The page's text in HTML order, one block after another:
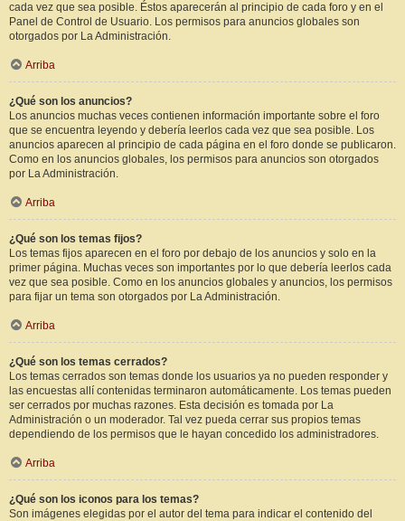
cada vez que sea posible. Éstos aparecerán al principio de cada foro y en el
Panel de Control de Usuario. Los permisos para anuncios globales son
otorgados por La Administración.
Arriba
¿Qué son los anuncios?
Los anuncios muchas veces contienen información importante sobre el foro
que se encuentra leyendo y debería leerlos cada vez que sea posible. Los
anuncios aparecen al principio de cada página en el foro donde se publicaron.
Como en los anuncios globales, los permisos para anuncios son otorgados
por La Administración.
Arriba
¿Qué son los temas fijos?
Los temas fijos aparecen en el foro por debajo de los anuncios y solo en la
primer página. Muchas veces son importantes por lo que debería leerlos cada
vez que sea posible. Como en los anuncios globales y anuncios, los permisos
para fijar un tema son otorgados por La Administración.
Arriba
¿Qué son los temas cerrados?
Los temas cerrados son temas donde los usuarios ya no pueden responder y
las encuestas allí contenidas terminaron automáticamente. Los temas pueden
ser cerrados por muchas razones. Esta decisión es tomada por La
Administración o un moderador. Tal vez pueda cerrar sus propios temas
dependiendo de los permisos que le hayan concedido los administradores.
Arriba
¿Qué son los iconos para los temas?
Son imágenes elegidas por el autor del tema para indicar el contenido del